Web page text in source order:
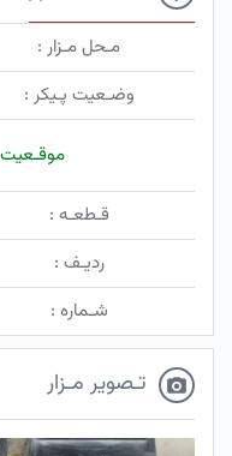
مـحل مـزار :
وضـعیت پـیکر :
موقـعیت
قـطعـه :
ردیـف :
شـماره :
تـصویر مـزار